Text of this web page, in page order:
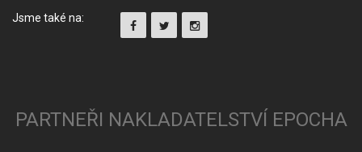
Jsme také na:
PARTNEŘI NAKLADATELSTVÍ EPOCHA